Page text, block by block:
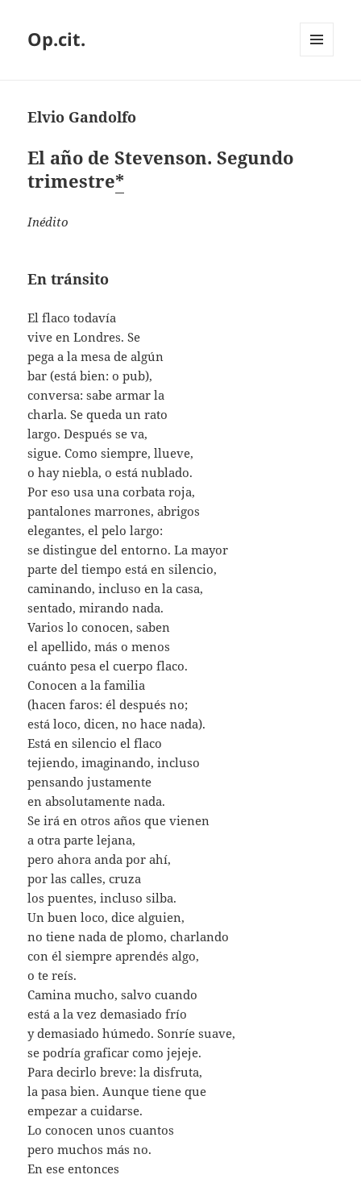
Op.cit.
Elvio Gandolfo
El año de Stevenson. Segundo
trimestre*
Inédito
En tránsito
El flaco todavía
vive en Londres. Se
pega a la mesa de algún
bar (está bien: o pub),
conversa: sabe armar la
charla. Se queda un rato
largo. Después se va,
sigue. Como siempre, llueve,
o hay niebla, o está nublado.
Por eso usa una corbata roja,
pantalones marrones, abrigos
elegantes, el pelo largo:
se distingue del entorno. La mayor
parte del tiempo está en silencio,
caminando, incluso en la casa,
sentado, mirando nada.
Varios lo conocen, saben
el apellido, más o menos
cuánto pesa el cuerpo flaco.
Conocen a la familia
(hacen faros: él después no;
está loco, dicen, no hace nada).
Está en silencio el flaco
tejiendo, imaginando, incluso
pensando justamente
en absolutamente nada.
Se irá en otros años que vienen
a otra parte lejana,
pero ahora anda por ahí,
por las calles, cruza
los puentes, incluso silba.
Un buen loco, dice alguien,
no tiene nada de plomo, charlando
con él siempre aprendés algo,
o te reís.
Camina mucho, salvo cuando
está a la vez demasiado frío
y demasiado húmedo. Sonríe suave,
se podría graficar como jejeje.
Para decirlo breve: la disfruta,
la pasa bien. Aunque tiene que
empezar a cuidarse.
Lo conocen unos cuantos
pero muchos más no.
En ese entonces